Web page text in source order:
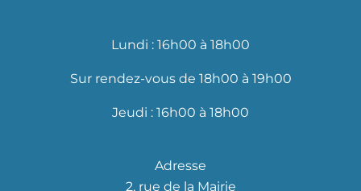
Lundi : 16h00 à 18h00
Sur rendez-vous de 18h00 à 19h00
Jeudi : 16h00 à 18h00
Adresse
2, rue de la Mairie